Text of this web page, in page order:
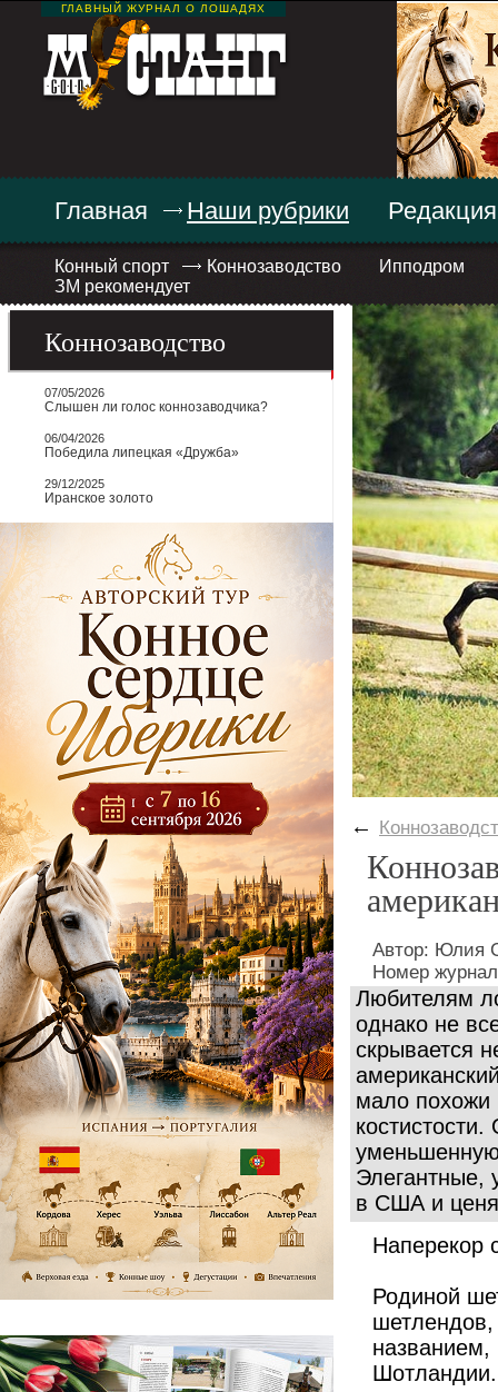
ГЛАВНЫЙ ЖУРНАЛ О ЛОШАДЯХ
Главная Наши рубрики
Конный спорт Коннозаводство
Ипподром
ЗМ рекомендует
Редакция
Коннозаводство
07/05/2026
Слышен ли голос коннозаводчика?
06/04/2026
Победила липецкая «Дружба»
29/12/2025
Иранское золото
←
Автор: Юлия
Номер
Любителям
однако не
скрывается
мало похожи
Элегантные,
в США и
Наперекор
Родиной
названием,
Шотландии.